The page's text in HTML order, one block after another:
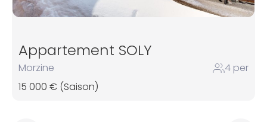
Appartement SOLY
Morzine
4 per
15 000 € (Saison)